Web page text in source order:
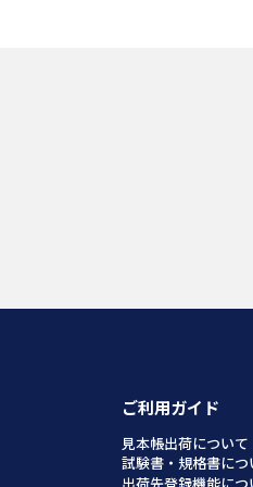
ご利用ガイド
見本帳出荷について
試験書・規格書につ
出荷先登録機能につ